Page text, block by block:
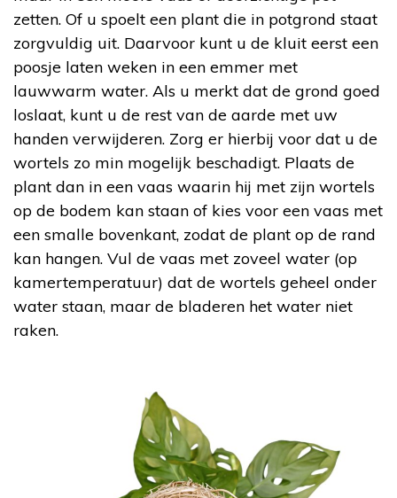
zetten. Of u spoelt een plant die in potgrond staat
zorgvuldig uit. Daarvoor kunt u de kluit eerst een
poosje laten weken in een emmer met
lauwwarm water. Als u merkt dat de grond goed
loslaat, kunt u de rest van de aarde met uw
handen verwijderen. Zorg er hierbij voor dat u de
wortels zo min mogelijk beschadigt. Plaats de
plant dan in een vaas waarin hij met zijn wortels
op de bodem kan staan of kies voor een vaas met
een smalle bovenkant, zodat de plant op de rand
kan hangen. Vul de vaas met zoveel water (op
kamertemperatuur) dat de wortels geheel onder
water staan, maar de bladeren het water niet
raken.